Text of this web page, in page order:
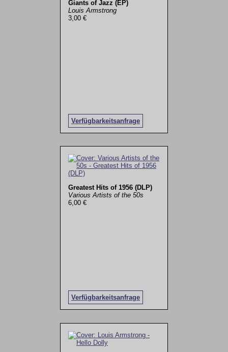
Giants of Jazz (EP)
Louis Armstrong
3,00 €
Verfügbarkeitsanfrage
Greatest Hits of 1956 (DLP)
Various Artists of the 50s
6,00 €
Verfügbarkeitsanfrage